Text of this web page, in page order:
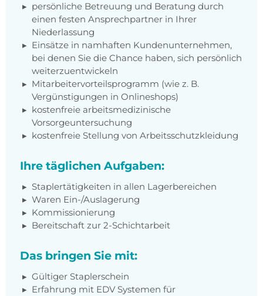
persönliche Betreuung und Beratung durch
einen festen Ansprechpartner in Ihrer
Niederlassung
Einsätze in namhaften Kundenunternehmen,
bei denen Sie die Chance haben, sich persönlich
weiterzuentwickeln
Mitarbeitervorteilsprogramm (wie z. B.
Vergünstigungen in Onlineshops)
kostenfreie arbeitsmedizinische
Vorsorgeuntersuchung
kostenfreie Stellung von Arbeitsschutzkleidung
Ihre täglichen Aufgaben:
Staplertätigkeiten in allen Lagerbereichen
Waren Ein-/Auslagerung
Kommissionierung
Bereitschaft zur 2-Schichtarbeit
Das bringen Sie mit:
Gültiger Staplerschein
Erfahrung mit EDV Systemen für